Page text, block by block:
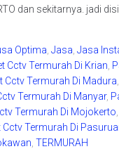
dan sekitarnya. jadi
Optima Jasa Jasa
Cctv Termurah Di Krian
Cctv Termurah Di Madura
Termurah Di Manyar,
Termurah Di Mojokerto
Cctv Termurah Di
TERMURAH